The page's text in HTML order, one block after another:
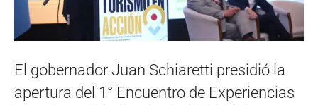
El gobernador Juan Schiaretti presidió la
apertura del 1° Encuentro de Experiencias